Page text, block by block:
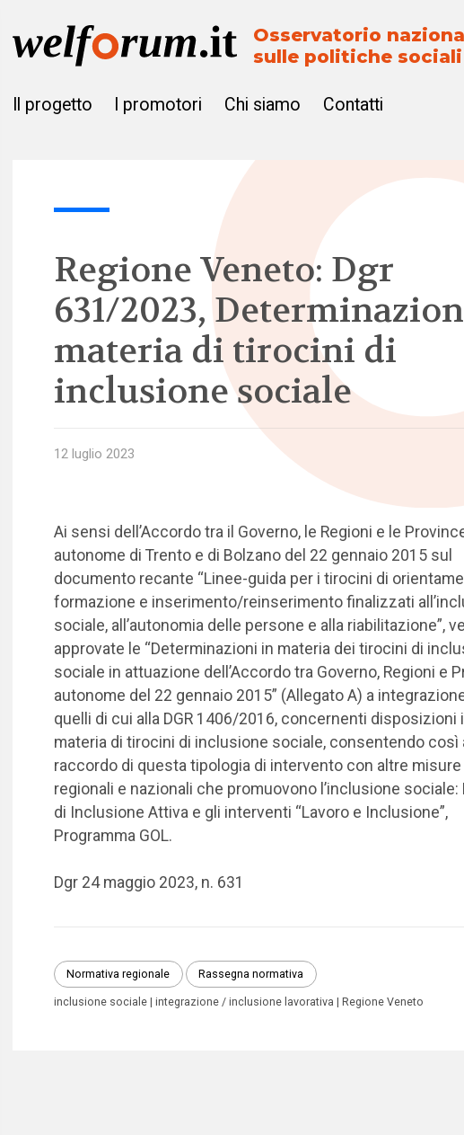
Osservatorio
sulle politiche sociali
Il progetto I promotori Chi siamo Contatti
Regione Veneto: Dgr
631/2023,
materia di tirocini di
inclusione sociale
12 luglio 2023
Ai sensi dell’Accordo tra il Governo, le Regioni e le
autonome di Trento e di Bolzano del 22 gennaio 2015 sul
documento recante “Linee-guida per i tirocini di
formazione e inserimento/reinserimento finalizzati
sociale, all’autonomia delle persone e alla riabilitazione”,
approvate le “Determinazioni in materia dei tirocini di
sociale in attuazione dell’Accordo tra Governo, Regioni e
autonome del 22 gennaio 2015” (Allegato A) a
quelli di cui alla DGR 1406/2016, concernenti disposizioni
materia di tirocini di inclusione sociale, consentendo così
raccordo di questa tipologia di intervento con altre misure
regionali e nazionali che promuovono l’inclusione sociale:
di Inclusione Attiva e gli interventi “Lavoro e Inclusione”,
Programma GOL.
Dgr 24 maggio 2023, n. 631
Normativa regionale Rassegna normativa
inclusione sociale integrazione / inclusione lavorativa Regione Veneto